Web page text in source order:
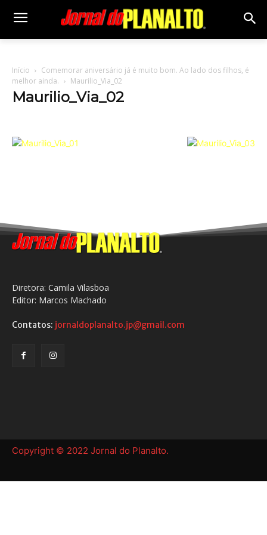
Início
Comemorar aniversário já é muito bom. Ao lado dos filhos, é
melhor ainda.
Maurilio_Via_02
Maurilio_Via_02
Diretora: Camila Vilasboa
Editor: Marcos Machado
Contatos: jornaldoplanalto.jp@gmail.com
Copyright © 2022 Jornal do Planalto.